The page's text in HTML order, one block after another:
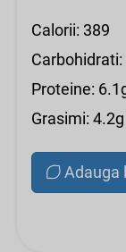
Calorii: 389
Carbohidrati:
Proteine:
Grasimi: 4.2g
Adauga